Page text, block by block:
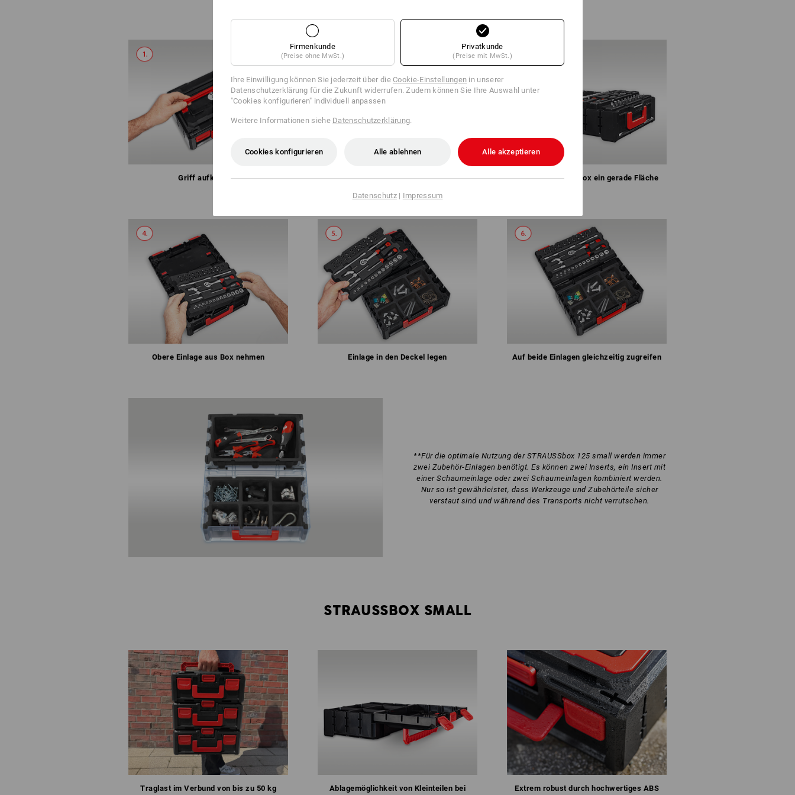
Griff aufklappen STRAUSSbox 125 small öffnen Deckel bildet mit Box ein gerade Fläche
Obere Einlage aus Box nehmen Einlage in den Deckel legen Auf beide Einlagen gleichzeitig zugreifen
**Für die optimale Nutzung der STRAUSSbox 125 small werden immer
zwei Zubehör-Einlagen benötigt. Es können zwei Inserts, ein Insert mit
einer Schaumeinlage oder zwei Schaumeinlagen kombiniert werden.
Nur so ist gewährleistet, dass Werkzeuge und Zubehörteile sicher
verstaut sind und während des Transports nicht verrutschen.
STRAUSSBOX SMALL
Traglast im Verbund von bis zu 50 kg
Ablagemöglichkeit von Kleinteilen bei
Extrem robust durch hochwertiges ABS
Firmenkunde
(Preise ohne MwSt.)
Privatkunde
(Preise mit MwSt.)
Ihre Einwilligung können Sie jederzeit über dieCookie-Einstellungen in unserer
Datenschutzerklärung für die Zukunft widerrufen. Zudem können Sie Ihre Auswahl unter
"Cookies konfigurieren" individuell anpassen
Weitere Informationen siehe Datenschutzerklärung.
Cookies konfigurieren Alle ablehnen Alle akzeptieren
Datenschutz| Impressum